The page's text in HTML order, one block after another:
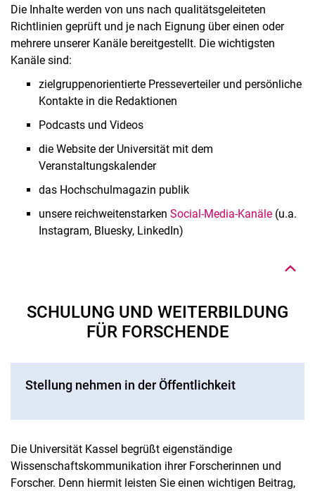
Die Inhalte werden von uns nach qualitätsgeleiteten
Richtlinien geprüft und je nach Eignung über einen oder
mehrere unserer Kanäle bereitgestellt. Die wichtigsten
Kanäle sind:
zielgruppenorientierte Presseverteiler und persönliche
Kontakte in die Redaktionen
Podcasts und Videos
die Website der Universität mit dem
Veranstaltungskalender
das Hochschulmagazin publik
unsere reichweitenstarken Social-Media-Kanäle (u.a.
Instagram, Bluesky, LinkedIn)
Nach oben
SCHULUNG UND WEITERBILDUNG
FÜR FORSCHENDE
Stellung nehmen in der Öffentlichkeit
Die Universität Kassel begrüßt eigenständige
Wissenschaftskommunikation ihrer Forscherinnen und
Forscher. Denn hiermit leisten Sie einen wichtigen Beitrag,